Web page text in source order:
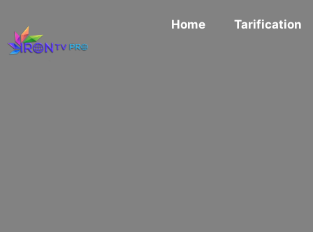
Home Tarification